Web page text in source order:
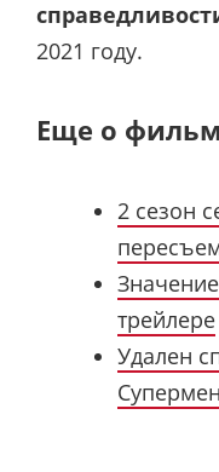
2021 году.
Еще о
2 сезон
трейлере
Удален